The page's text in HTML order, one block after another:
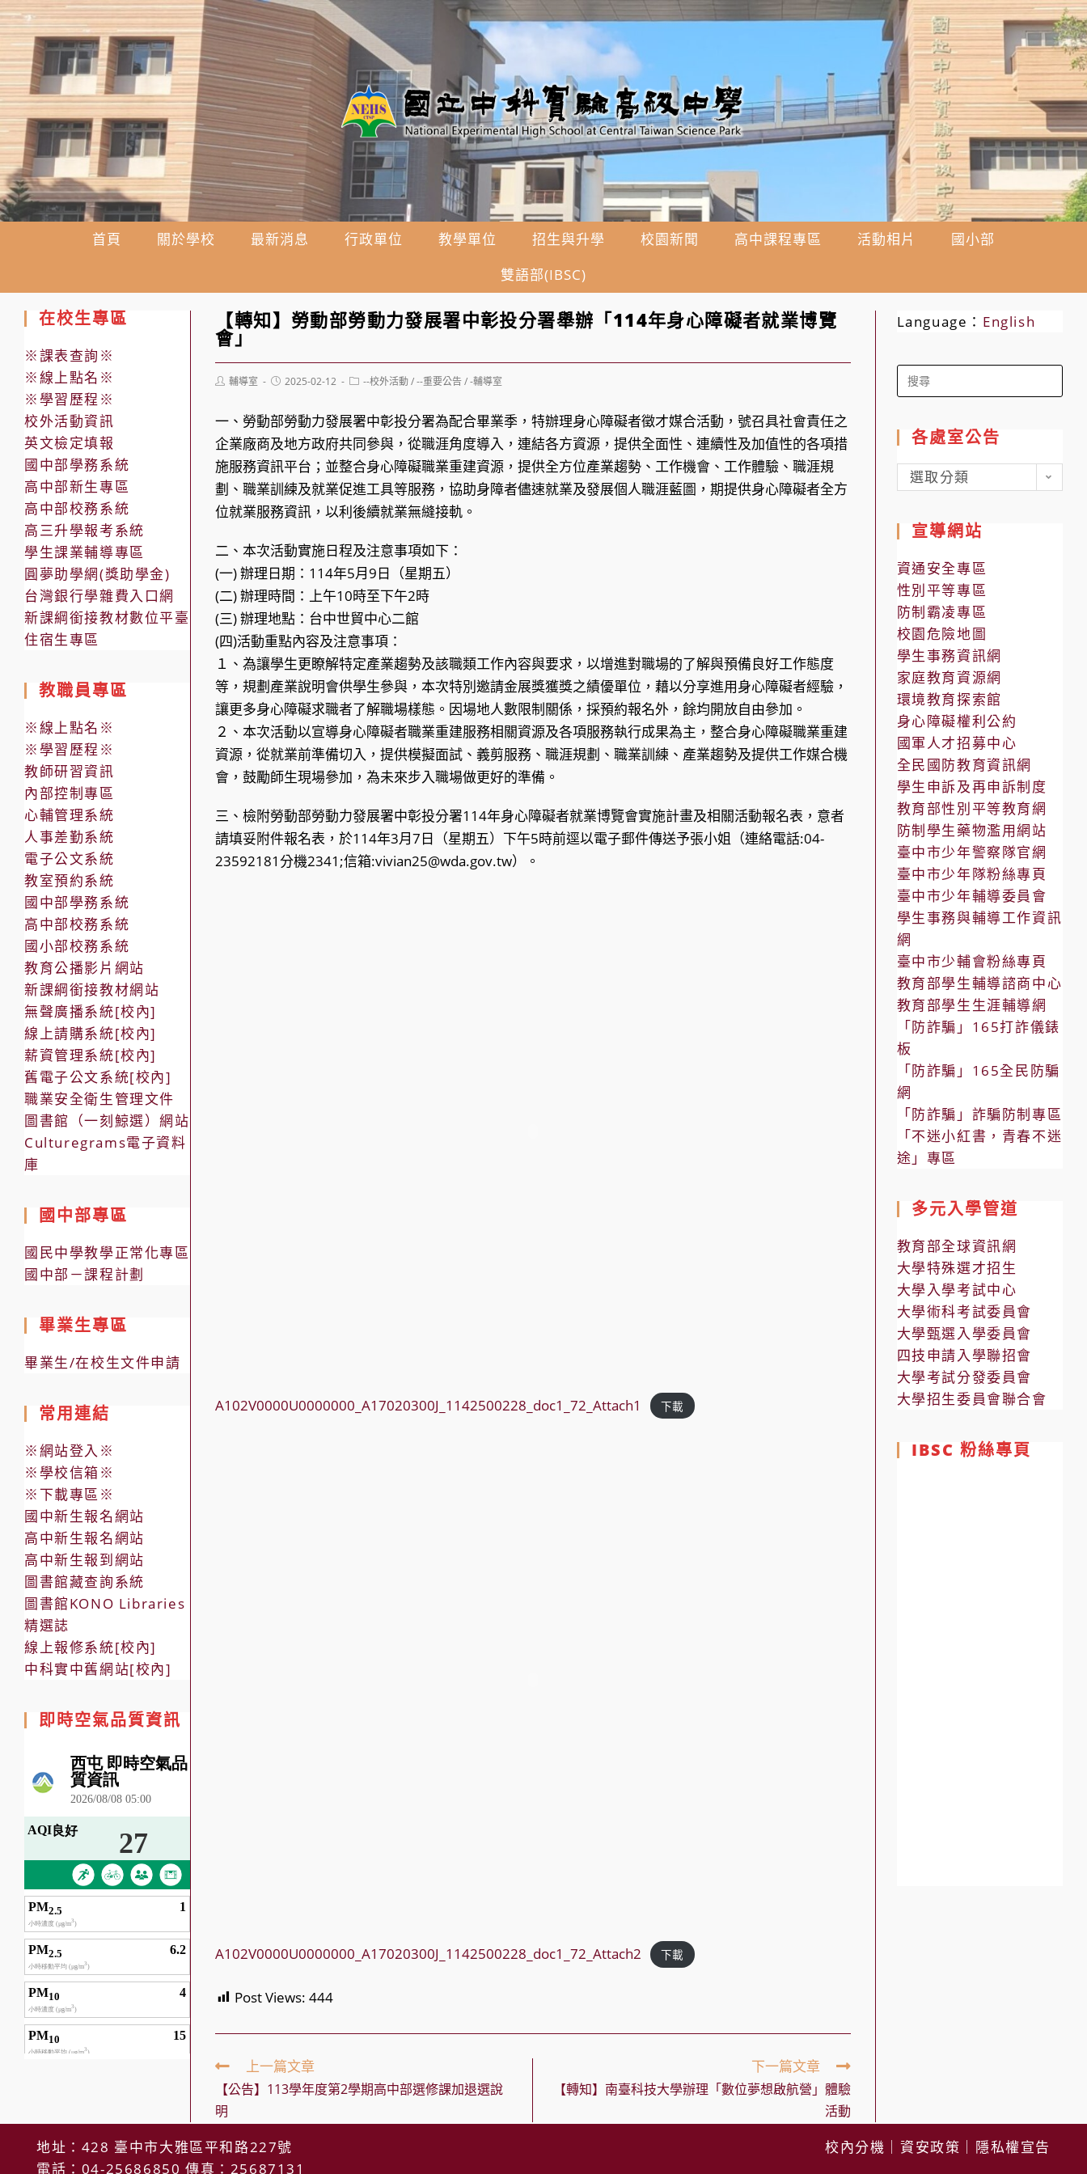
跳
轉
至
主
要
內
容
首頁 關於學校 最新消息 行政單位 教學單位 招生與升學 校園新聞 高中課程專區 活動相片
國小部
雙語部(IBSC)
【轉知】勞動部勞動力發展署中彰投分署舉辦「114年身心障礙者就業博覽
會」
Post輔導室
Post2025-02-12
Post--校外活動 / --重要公告 / -輔導室
一、勞動部勞動力發展署中彰投分署為配合畢業季，特辦理身心障礙者徵才媒合活動，號召具社會責任之
企業廠商及地方政府共同參與，從職涯角度導入，連結各方資源，提供全面性、連續性及加值性的各項措
施服務資訊平台；並整合身心障礙職業重建資源，提供全方位產業趨勢、工作機會、工作體驗、職涯規
劃、職業訓練及就業促進工具等服務，協助身障者儘速就業及發展個人職涯藍圖，期提供身心障礙者全方
位就業服務資訊，以利後續就業無縫接軌。
二、本次活動實施日程及注意事項如下：
(一) 辦理日期：114年5月9日（星期五）
(二) 辦理時間：上午10時至下午2時
(三) 辦理地點：台中世貿中心二館
(四)活動重點內容及注意事項：
１、為讓學生更瞭解特定產業趨勢及該職類工作內容與要求，以增進對職場的了解與預備良好工作態度
等，規劃產業說明會供學生參與，本次特別邀請金展獎獲獎之績優單位，藉以分享進用身心障礙者經驗，
讓更多身心障礙求職者了解職場樣態。因場地人數限制關係，採預約報名外，餘均開放自由參加。
２、本次活動以宣導身心障礙者職業重建服務相關資源及各項服務執行成果為主，整合身心障礙職業重建
資源，從就業前準備切入，提供模擬面試、義剪服務、職涯規劃、職業訓練、產業趨勢及提供工作媒合機
會，鼓勵師生現場參加，為未來步入職場做更好的準備。
三、檢附勞動部勞動力發展署中彰投分署114年身心障礙者就業博覽會實施計畫及相關活動報名表，意者
請填妥附件報名表，於114年3月7日（星期五）下午5時前逕以電子郵件傳送予張小姐（連絡電話:04-
23592181分機2341;信箱:vivian25@wda.gov.tw）。
A102V0000U0000000_A17020300J_1142500228_doc1_72_Attach1 下載
A102V0000U0000000_A17020300J_1142500228_doc1_72_Attach2 下載
Post Views: 444
Read
more
articles
上一篇文章
【公告】113學年度第2學期高中部選修課加退選說
明
下一篇文章
【轉知】南臺科技大學辦理「數位夢想啟航營」體驗
活動
在校生專區
※課表查詢※
※線上點名※
※學習歷程※
校外活動資訊
英文檢定填報
國中部學務系統
高中部新生專區
高中部校務系統
高三升學報考系統
學生課業輔導專區
圓夢助學網(獎助學金)
台灣銀行學雜費入口網
新課綱銜接教材數位平臺
住宿生專區
教職員專區
※線上點名※
※學習歷程※
教師研習資訊
內部控制專區
心輔管理系統
人事差勤系統
電子公文系統
教室預約系統
國中部學務系統
高中部校務系統
國小部校務系統
教育公播影片網站
新課綱銜接教材網站
無聲廣播系統[校內]
線上請購系統[校內]
薪資管理系統[校內]
舊電子公文系統[校內]
職業安全衛生管理文件
圖書館（一刻鯨選）網站
Culturegrams電子資料
庫
國中部專區
國民中學教學正常化專區
國中部－課程計劃
畢業生專區
畢業生/在校生文件申請
常用連結
※網站登入※
※學校信箱※
※下載專區※
國中新生報名網站
高中新生報名網站
高中新生報到網站
圖書館藏查詢系統
圖書館KONO Libraries
精選誌
線上報修系統[校內]
中科實中舊網站[校內]
即時空氣品質資訊
Language： English
Search
for:
各處室公告
各
處
公
告
選取分類
宣導網站
資通安全專區
性別平等專區
防制霸凌專區
校園危險地圖
學生事務資訊網
家庭教育資源網
環境教育探索館
身心障礙權利公約
國軍人才招募中心
全民國防教育資訊網
學生申訴及再申訴制度
教育部性別平等教育網
防制學生藥物濫用網站
臺中市少年警察隊官網
臺中市少年隊粉絲專頁
臺中市少年輔導委員會
學生事務與輔導工作資訊
網
臺中市少輔會粉絲專頁
教育部學生輔導諮商中心
教育部學生生涯輔導網
「防詐騙」165打詐儀錶
板
「防詐騙」165全民防騙
網
「防詐騙」詐騙防制專區
「不迷小紅書，青春不迷
途」專區
多元入學管道
教育部全球資訊網
大學特殊選才招生
大學入學考試中心
大學術科考試委員會
大學甄選入學委員會
四技申請入學聯招會
大學考試分發委員會
大學招生委員會聯合會
IBSC 粉絲專頁
地址：428 臺中市大雅區平和路227號
電話：04-25686850 傳真：25687131
校內分機 資安政策 隱私權宣告